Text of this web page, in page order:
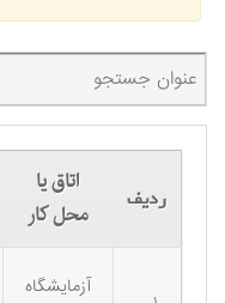
ردیف
اتاق یا
محل کار
آزمایشگاه